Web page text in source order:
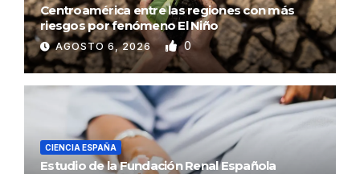
Centroamérica entre las regiones con más
riesgos por fenómeno El Niño
AGOSTO 6, 2026 0
CIENCIA ESPAÑA
Estudio de la Fundación Renal Española